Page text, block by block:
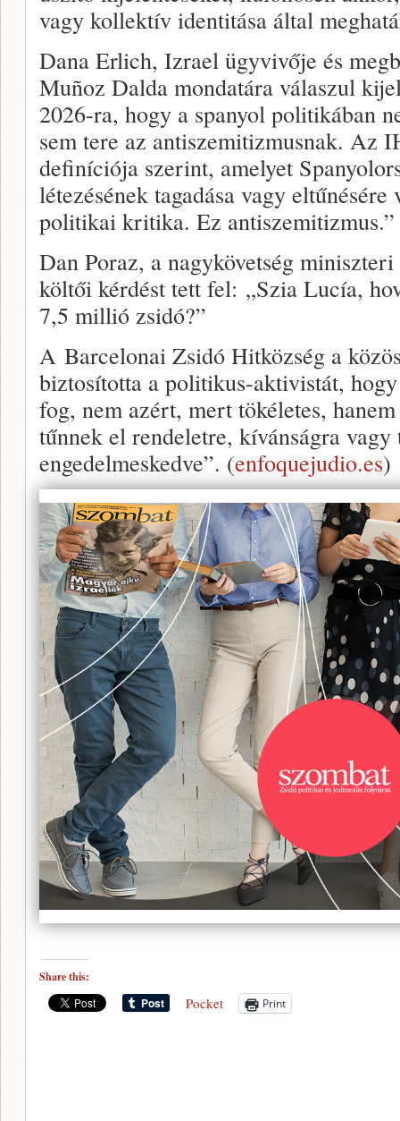
vagy kollektív identitása által
Dana Erlich, Izrael ügyvivője és
Muñoz Dalda mondatára válaszul
2026-ra, hogy a spanyol politikában
sem tere az antiszemitizmusnak. Az
definíciója szerint, amelyet
létezésének tagadása vagy
politikai kritika. Ez antiszemitizmus.”
Dan Poraz, a nagykövetség
költői kérdést tett fel: „Szia Lucía,
7,5 millió zsidó?”
A Barcelonai Zsidó Hitközség a
biztosította a politikus-aktivistát,
fog, nem azért, mert tökéletes,
tűnnek el rendeletre, kívánságra vagy
engedelmeskedve”. (enfoquejudio.es)
Share this:
Pocket Print